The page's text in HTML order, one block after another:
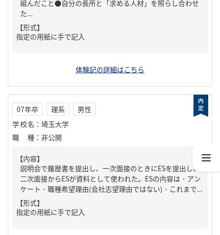
組んだこと●自分の長所と「求める人材」を照らし合わせ
た...
【形式】
指定の用紙に手で記入
体験記の詳細はこちら
07年卒 理系
男性
学校名 ： 埼玉大学
職種 ： 非公開
【内容】
説明会で履歴書を提出し、一次面接のときにESを提出し、
二次面接からESが資料として使われた。ESの内容は・アン
ケート・職種希望理由(会社志望理由ではない)・これまで...
【形式】
指定の用紙に手で記入